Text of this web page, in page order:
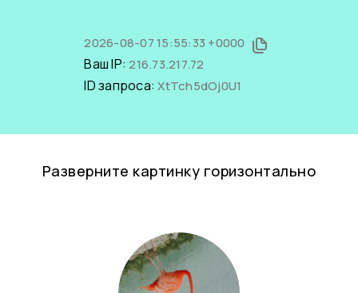
2026-08-07 15:55:33 +0000
Ваш IP:216.73.217.72
ID запроса:XtTch5dOj0U1
Разверните картинку горизонтально